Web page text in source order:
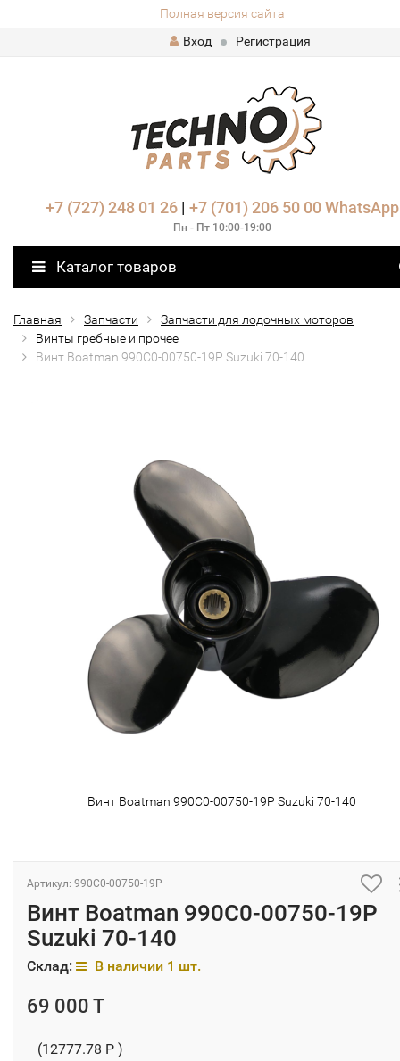
Полная версия сайта
Вход
Регистрация
+7 (727) 248 01 26| +7 (701) 206 50 00 WhatsApp
Пн - Пт 10:00-19:00
Каталог товаров
Главная Запчасти
Запчасти для лодочных моторов
Винты гребные и прочее
Винт Boatman 990C0-00750-19P Suzuki 70-140
Винт Boatman 990C0-00750-19P Suzuki 70-140
Артикул: 990C0-00750-19P
Винт Boatman 990C0-00750-19P
Suzuki 70-140
Склад: В наличии 1 шт.
69 000 T
(12777.78 P )